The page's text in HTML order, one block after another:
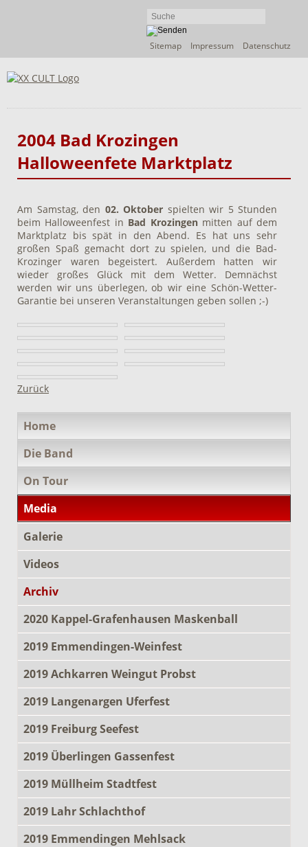
Navigation
Sitemap Impressum Datenschutz
2004 Bad Krozingen
Halloweenfete Marktplatz
Am Samstag, den 02. Oktober spielten wir 5 Stunden
beim Halloweenfest in Bad Krozingenmitten auf dem
Marktplatz bis spät in den Abend. Es hat uns sehr
großen Spaß gemacht dort zu spielen, und die Bad-
Krozinger waren begeistert. Außerdem hatten wir
wieder großes Glück mit dem Wetter. Demnächst
werden wir uns überlegen, ob wir eine Schön-Wetter-
Garantie bei unseren Veranstaltungen geben sollen ;-)
Zurück
überspringen
Home
Die Band
On Tour
Media
Galerie
Videos
Archiv
2020 Kappel-Grafenhausen Maskenball
2019 Emmendingen-Weinfest
2019 Achkarren Weingut Probst
2019 Langenargen Uferfest
2019 Freiburg Seefest
2019 Überlingen Gassenfest
2019 Müllheim Stadtfest
2019 Lahr Schlachthof
2019 Emmendingen Mehlsack